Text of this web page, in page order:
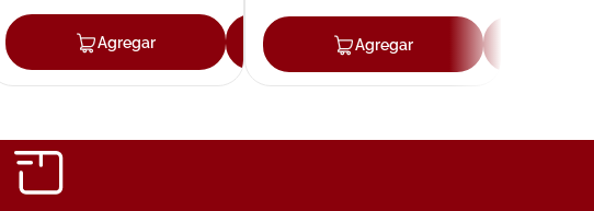
AgregarAgregar AgregarAgregar